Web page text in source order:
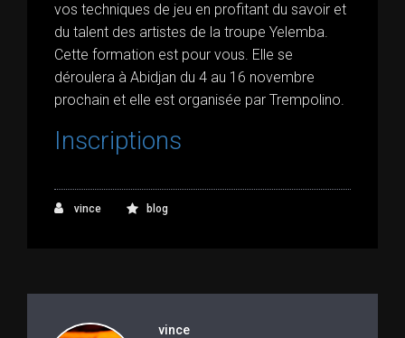
vos techniques de jeu en profitant du savoir et
du talent des artistes de la troupe Yelemba.
Cette formation est pour vous. Elle se
déroulera à Abidjan du 4 au 16 novembre
prochain et elle est organisée par Trempolino.
Inscriptions
vince blog
vince